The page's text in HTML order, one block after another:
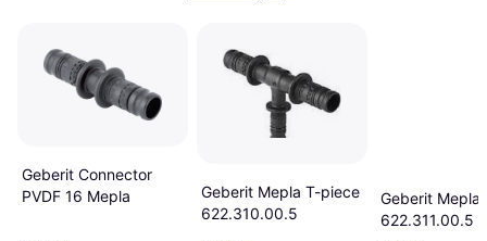
Geberit Connector
PVDF 16 Mepla
Geberit Mepla T-piece
622.310.00.5
Geberit Mepla
622.311.00.5